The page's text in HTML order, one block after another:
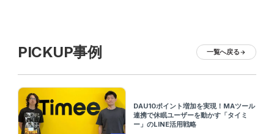
PICKUP事例 一覧へ戻る arrow_forward
DAU10ポイント増加を実現！MAツール
連携で休眠ユーザーを動かす「タイミ
ー」のLINE活用戦略